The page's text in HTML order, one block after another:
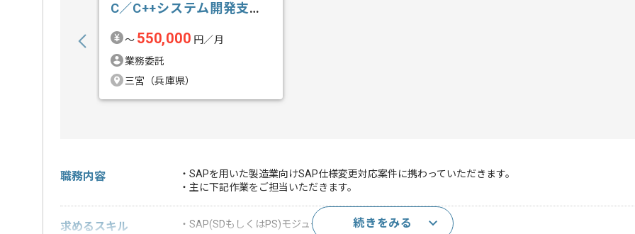
C／C++システム開発支援
〜 550,000 円／月
業務委託
三宮（兵庫県）
職務内容
・SAPを用いた製造業向けSAP仕様変更対応案件に携わっていただきます。
・主に下記作業をご担当いただきます。
求めるスキル
・SAP(SDもしくはPS)モジュールの経験続きをみる